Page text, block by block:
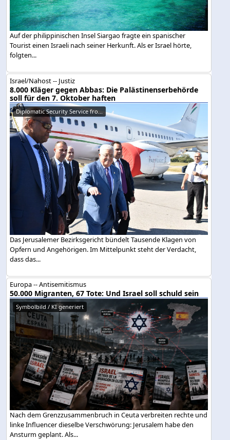
Auf der philippinischen Insel Siargao fragte ein spanischer
Tourist einen Israeli nach seiner Herkunft. Als er Israel hörte,
folgten...
Israel/Nahost -- Justiz
8.000 Kläger gegen Abbas: Die Palästinenserbehörde
soll für den 7. Oktober haften
Diplomatic Security Service fro...
Das Jerusalemer Bezirksgericht bündelt Tausende Klagen von
Opfern und Angehörigen. Im Mittelpunkt steht der Verdacht,
dass das...
Europa -- Antisemitismus
50.000 Migranten, 67 Tote: Und Israel soll schuld sein
Symbolbild / KI generiert
Nach dem Grenzzusammenbruch in Ceuta verbreiten rechte und
linke Influencer dieselbe Verschwörung: Jerusalem habe den
Ansturm geplant. Als...